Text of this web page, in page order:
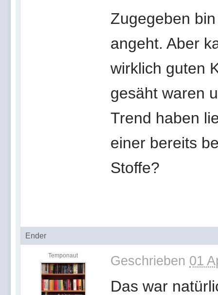
Zugegeben
angeht. Aber
wirklich guten
gesäht waren
Trend haben
einer bereits
Stoffe?
Ender
Temponaut Geschrieben 01
Das war